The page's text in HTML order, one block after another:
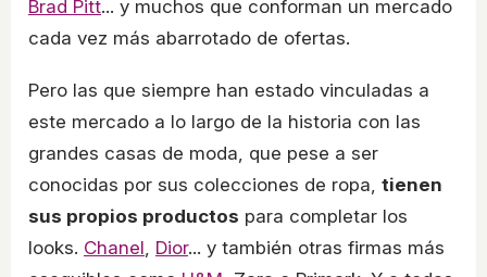
Brad Pitt... y muchos que conforman un mercado
cada vez más abarrotado de ofertas.
Pero las que siempre han estado vinculadas a
este mercado a lo largo de la historia con las
grandes casas de moda, que pese a ser
conocidas por sus colecciones de ropa, tienen
sus propios productos para completar los
looks. Chanel, Dior... y también otras firmas más